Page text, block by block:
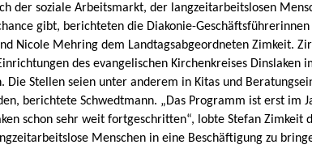
der soziale Arbeitsmarkt, der langzeitarbeitslosen
gibt, berichteten die Diakonie-
Nicole Mehring dem Landtagsabgeordneten Zimkeit.
des evangelischen Kirchenkreises Dinslaken
Die Stellen seien unter anderem in Kitas und
berichtete Schwedtmann. „Das Programm ist erst im
schon sehr weit fortgeschritten“, lobte Stefan Zimkeit
Menschen in eine Beschäftigung zu